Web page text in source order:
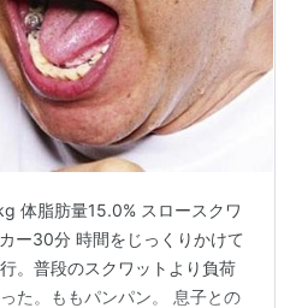
体脂肪量15.0% スロースクワ
ー30分 時間をじっくりかけて
。普段のスクワットより負荷
た。ももパンパン。 息子との